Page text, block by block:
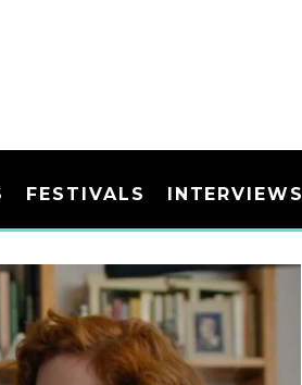
FESTIVALS INTERVIEWS